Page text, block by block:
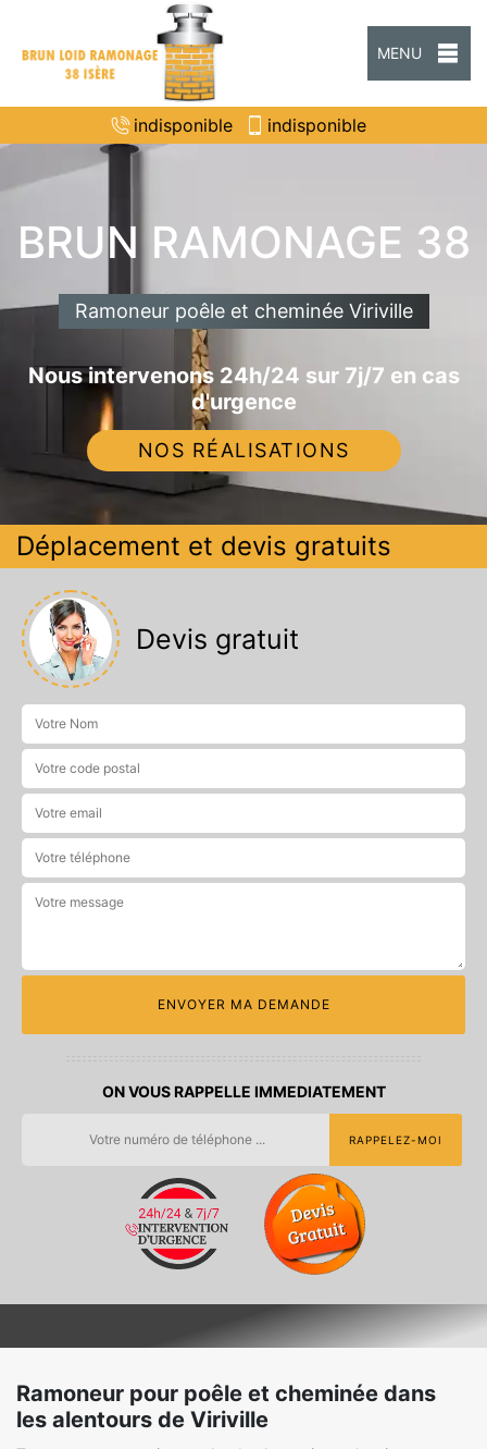
MENU
indisponible indisponible
BRUN RAMONAGE 38
Ramoneur poêle et cheminée Viriville
Nous intervenons 24h/24 sur 7j/7 en cas
d'urgence
NOS RÉALISATIONS
Déplacement et devis gratuits
Devis gratuit
ON VOUS RAPPELLE IMMEDIATEMENT
Ramoneur pour poêle et cheminée dans
les alentours de Viriville